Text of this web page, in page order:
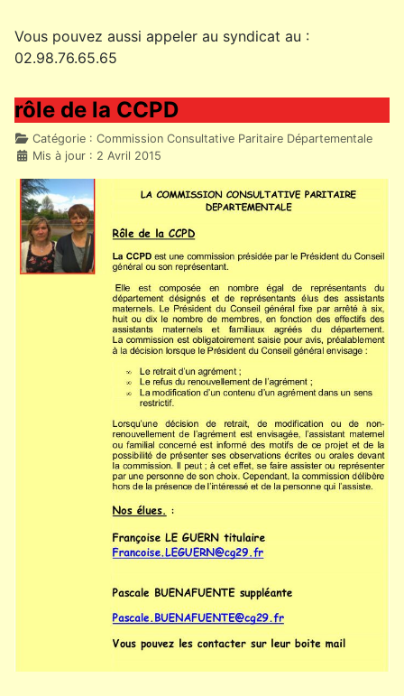
Vous pouvez aussi appeler au syndicat au :
02.98.76.65.65
rôle de la CCPD
DétailsCatégorie : Commission Consultative Paritaire Départementale
Mis à jour : 2 Avril 2015